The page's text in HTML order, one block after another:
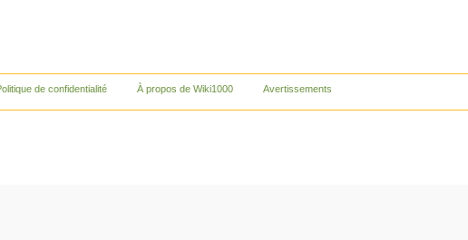
de confidentialité À propos de Wiki1000 Avertissements